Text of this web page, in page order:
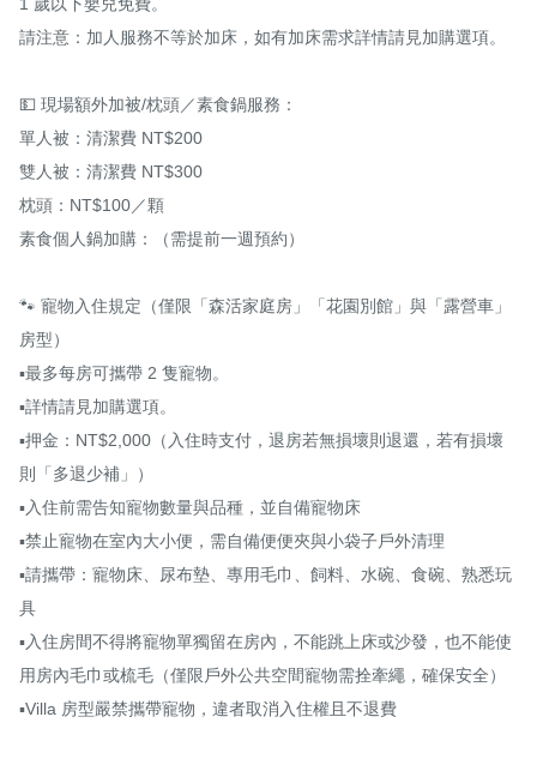
1 歲以下嬰兒免費。
請注意：加人服務不等於加床，如有加床需求詳情請見加購選項。
💵 現場額外加被/枕頭／素食鍋服務：
單人被：清潔費 NT$200
雙人被：清潔費 NT$300
枕頭：NT$100／顆
素食個人鍋加購：（需提前一週預約）
🐾 寵物入住規定（僅限「森活家庭房」「花園別館」與「露營車」
房型）
▪️最多每房可攜帶 2 隻寵物。
▪️詳情請見加購選項。
▪️押金：NT$2,000（入住時支付，退房若無損壞則退還，若有損壞
則「多退少補」）
▪️入住前需告知寵物數量與品種，並自備寵物床
▪️禁止寵物在室內大小便，需自備便便夾與小袋子戶外清理
▪️請攜帶：寵物床、尿布墊、專用毛巾、飼料、水碗、食碗、熟悉玩
具
▪️入住房間不得將寵物單獨留在房內，不能跳上床或沙發，也不能使
用房內毛巾或梳毛（僅限戶外公共空間寵物需拴牽繩，確保安全）
▪️Villa 房型嚴禁攜帶寵物，違者取消入住權且不退費